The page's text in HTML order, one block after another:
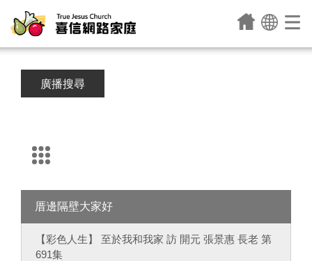
廣播搜尋
厝邊隔壁大家好
【彩色人生】 至於我和我家 訪 開元 張景惠 長老 第
691集